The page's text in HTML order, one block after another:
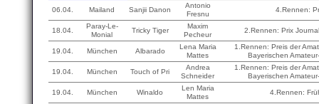
06.04. Mailand Sanjii Danon
Antonio
Fresnu
4.Rennen:
18.04.
Paray-Le-
Monial
Tricky Tiger
Maxim
Pecheur
2.Rennen: Prix
19.04. München Albarado
Lena Maria
Mattes
1.Rennen: Preis der
Bayerischen
19.04. München Touch of Pri
Andrea
Schneider
1.Rennen: Preis der
Bayerischen
19.04. München Winaldo
Len Maria
Mattes
4.Rennen: